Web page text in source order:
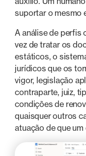
suportar o mesmo
A análise de perfis
vez de tratar os
estáticos, o
jurídicos que os
vigor, legislação
contraparte, juiz,
condições de
quaisquer outros
atuação de que